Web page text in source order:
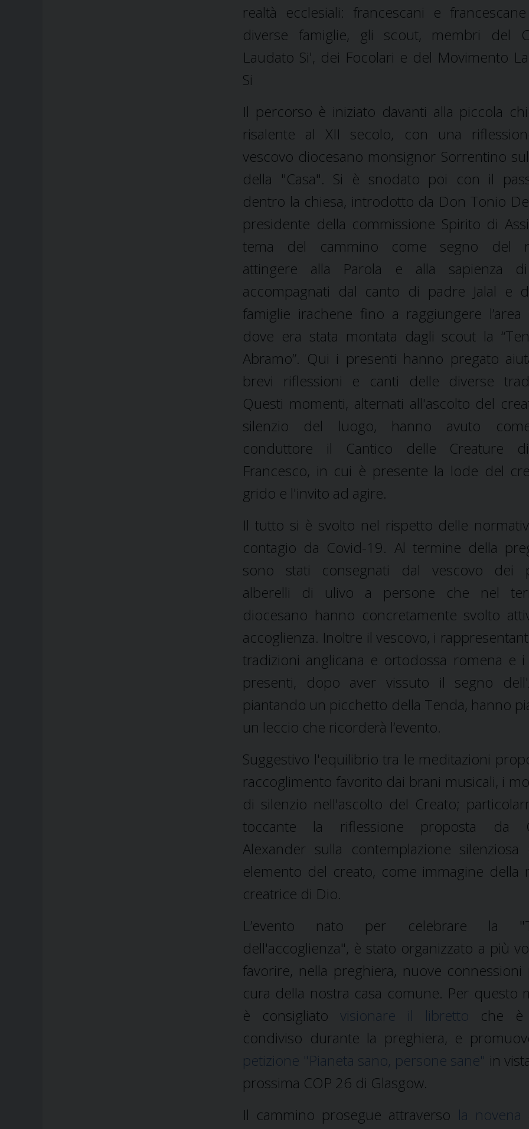
realtà ecclesiali: francescani e
diverse famiglie, gli scout, membri del
Laudato Si', dei Focolari e del Movimento
Si
Il percorso è iniziato davanti alla piccola
risalente al XII secolo, con una
vescovo diocesano monsignor Sorrentino
della "Casa". Si è snodato poi con il
dentro la chiesa, introdotto da Don Tonio
presidente della commissione Spirito di
tema del cammino come segno del
attingere alla Parola e alla sapienza
accompagnati dal canto di padre Jalal e
famiglie irachene fino a raggiungere l’area
dove era stata montata dagli scout la
Abramo”. Qui i presenti hanno pregato
brevi riflessioni e canti delle diverse
Questi momenti, alternati all'ascolto del
silenzio del luogo, hanno avuto
conduttore il Cantico delle Creature
Francesco, in cui è presente la lode del
grido e l'invito ad agire.
Il tutto si è svolto nel rispetto delle
contagio da Covid-19. Al termine della
sono stati consegnati dal vescovo dei
alberelli di ulivo a persone che nel
diocesano hanno concretamente svolto
accoglienza. Inoltre il vescovo, i
tradizioni anglicana e ortodossa romena e i
presenti, dopo aver vissuto il segno
piantando un picchetto della Tenda, hanno
un leccio che ricorderà l’evento.
Suggestivo l'equilibrio tra le meditazioni
raccoglimento favorito dai brani musicali, i
di silenzio nell'ascolto del Creato;
toccante la riflessione proposta da
Alexander sulla contemplazione
elemento del creato, come immagine della
creatrice di Dio.
L’evento nato per celebrare la
dell'accoglienza", è stato organizzato a più
favorire, nella preghiera, nuove connessioni
cura della nostra casa comune. Per questo
è consigliato visionare il libretto che è
condiviso durante la preghiera, e
petizione "Pianeta sano, persone sane" in
prossima COP 26 di Glasgow.
Il cammino prosegue attraverso la novena